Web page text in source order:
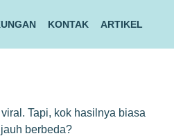
KONTAK ARTIKEL
Tapi, kok hasilnya biasa
berbeda?